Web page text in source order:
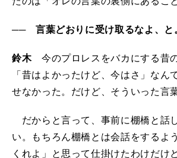
── 言葉どおりに受け取るなよ、と
鈴木今のプロレスをバカにする昔
「昔はよかったけど、今はさ」な
せなかった。だけど、そういった言
だからと言って、事前に棚橋と話
い。もちろん棚橋とは会話をするよ
くれよ」と思って仕掛けたわけだけ